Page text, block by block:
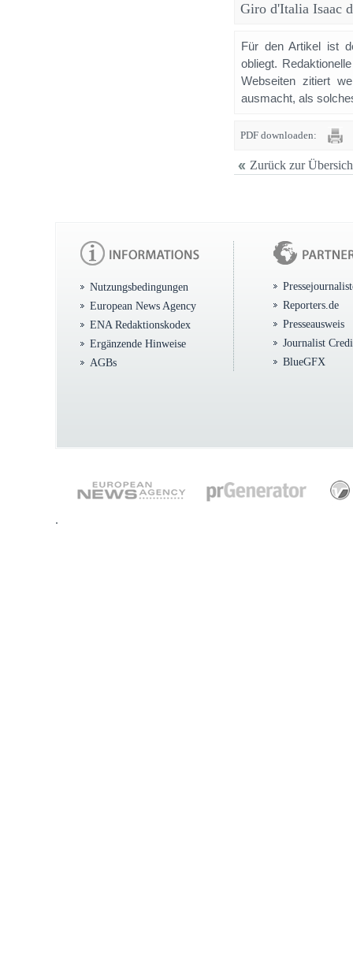
Giro d'Italia Isaac
Für den Artikel ist
obliegt.
Webseiten zitiert
ausmacht, als
PDF downloaden:
Zurück zur
Nutzungsbedingungen
European News Agency
ENA Redaktionskodex
Ergänzende Hinweise
AGBs
Reporters.de
Presseausweis
Journalist
BlueGFX
.